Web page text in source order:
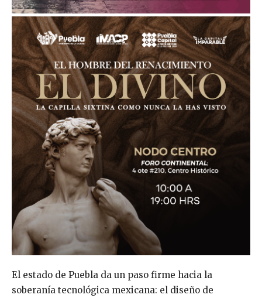
El estado de Puebla da un paso firme hacia la
soberanía tecnológica mexicana: el diseño de